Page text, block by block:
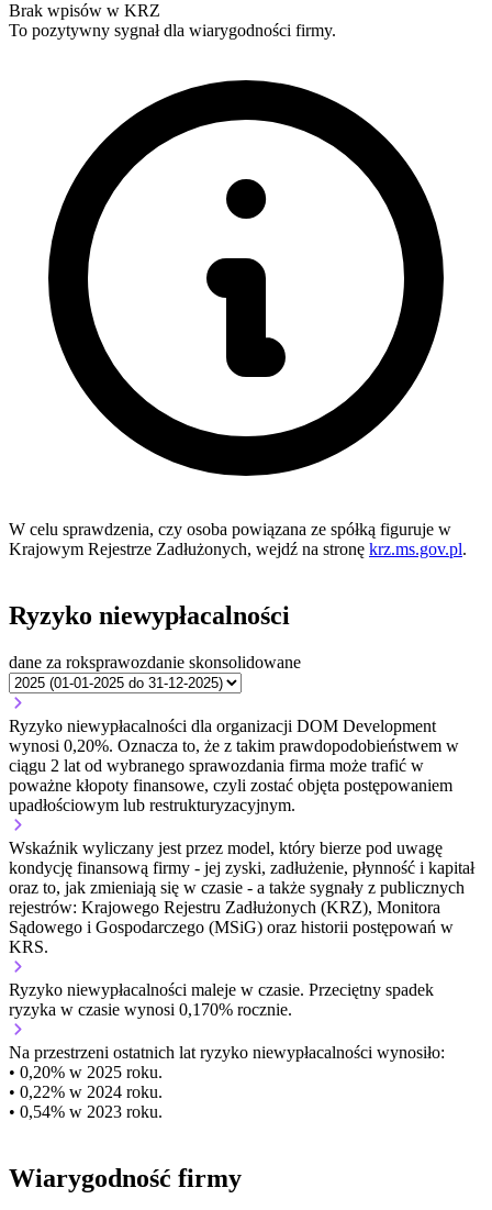
Brak wpisów w KRZ
To pozytywny sygnał dla wiarygodności firmy.
W celu sprawdzenia, czy osoba powiązana ze spółką figuruje w
Krajowym Rejestrze Zadłużonych, wejdź na stronę krz.ms.gov.pl.
Ryzyko niewypłacalności
dane za roksprawozdanie skonsolidowane
Ryzyko niewypłacalności dla organizacji DOM Development
wynosi 0,20%. Oznacza to, że z takim prawdopodobieństwem w
ciągu 2 lat od wybranego sprawozdania firma może trafić w
poważne kłopoty finansowe, czyli zostać objęta postępowaniem
upadłościowym lub restrukturyzacyjnym.
Wskaźnik wyliczany jest przez model, który bierze pod uwagę
kondycję finansową firmy - jej zyski, zadłużenie, płynność i kapitał
oraz to, jak zmieniają się w czasie - a także sygnały z publicznych
rejestrów: Krajowego Rejestru Zadłużonych (KRZ), Monitora
Sądowego i Gospodarczego (MSiG) oraz historii postępowań w
KRS.
Ryzyko niewypłacalności maleje w czasie. Przeciętny spadek
ryzyka w czasie wynosi 0,170% rocznie.
Na przestrzeni ostatnich lat ryzyko niewypłacalności wynosiło:
• 0,20% w 2025 roku.
• 0,22% w 2024 roku.
• 0,54% w 2023 roku.
Wiarygodność firmy